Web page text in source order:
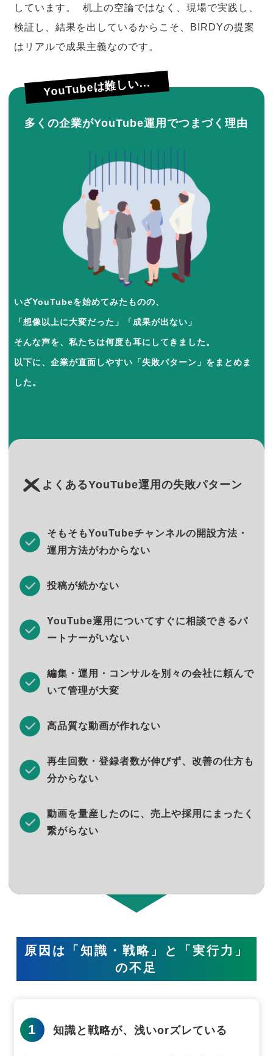
しています。 机上の空論ではなく、現場で実践し、
検証し、結果を出しているからこそ、BIRDYの提案
はリアルで成果主義なのです。
YouTubeは難しい...
多くの企業がYouTube運用でつまづく理由
いざYouTubeを始めてみたものの、
「想像以上に大変だった」「成果が出ない」
そんな声を、私たちは何度も耳にしてきました。
以下に、企業が直面しやすい「失敗パターン」をまとめま
した。
よくあるYouTube運用の失敗パターン
そもそもYouTubeチャンネルの開設方法・
運用方法がわからない
投稿が続かない
YouTube運用についてすぐに相談できるパ
ートナーがいない
編集・運用・コンサルを別々の会社に頼んで
いて管理が大変
高品質な動画が作れない
再生回数・登録者数が伸びず、改善の仕方も
分からない
動画を量産したのに、売上や採用にまったく
繋がらない
原因は「知識・戦略」と「実行力」
の不足
1 知識と戦略が、浅いorズレている